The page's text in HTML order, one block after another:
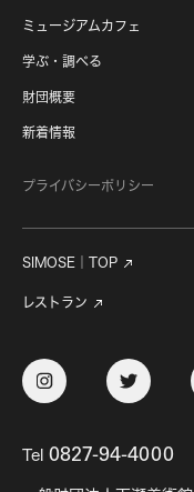
ミュージアムカフェ
学ぶ・調べる
財団概要
新着情報
プライバシーポリシー
SIMOSE｜TOP
レストラン
Tel 0827-94-4000